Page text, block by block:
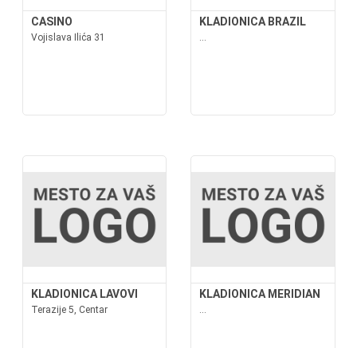
CASINO
Vojislava Ilića 31
KLADIONICA BRAZIL
...
KLADIONICA LAVOVI
Terazije 5, Centar
KLADIONICA MERIDIAN
...